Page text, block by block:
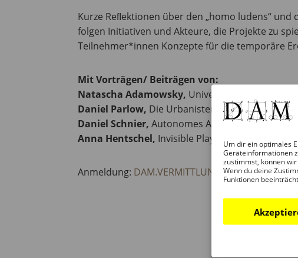
Um dir ein optimales
Geräteinformationen
zustimmst, können
Wenn du deine
Funktionen
Kurze Reﬂektionen über den „homo ludens“
folgen Initiativen und Akteure, die Projekte zu
Teilnehmer*innen Konzepte für die temporäre
Mit Vorträgen/ Beiträgen von:
Natascha Adamowsky, Universität Siegen
Daniel Parlow, Die Urbanisten, Dortmund
Daniel Schnier, Autonomes Architektur Atelier,
Anna Hentschel, Invisible Playgrounds, Berlin
Anmeldung: DAM.VERMITTLUNG@STADT-